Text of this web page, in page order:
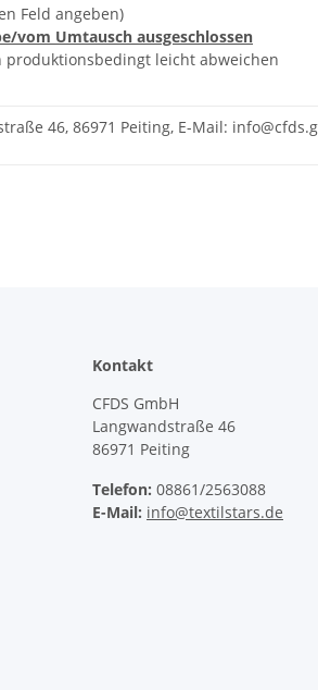
Feld angeben)
vom Umtausch ausgeschlossen
produktionsbedingt leicht abweichen
46, 86971 Peiting, E-Mail:
Kontakt
CFDS GmbH
Langwandstraße 46
86971 Peiting
Telefon: 08861/2563088
E-Mail: info@textilstars.de